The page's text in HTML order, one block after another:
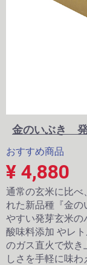
金のいぶき
おすすめ商品
¥ 4,880
通常の玄米に比べ
れた新品種『金
やすい発芽玄米の
酸味料添加 やレ
のガス直火で炊き
しさを手軽に味